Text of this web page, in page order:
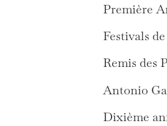
Première
Festivals
Remis des
Antonio
Dixième